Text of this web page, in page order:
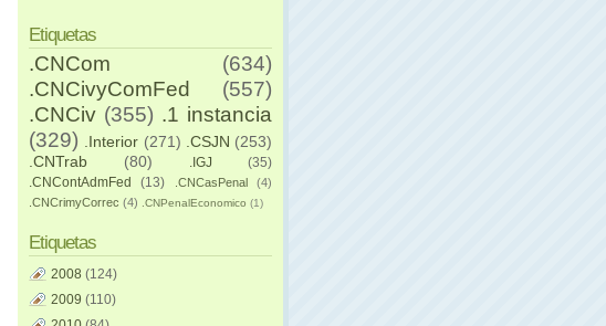
Etiquetas
.CNCom
(634)
.CNCivyComFed
(557)
.CNCiv (355) .1 instancia
(329)
.Interior (271) .CSJN (253)
.CNTrab
(80) .IGJ
(35)
.CNContAdmFed
(13) .CNCasPenal
(4)
.CNCrimyCorrec (4) .CNPenalEconomico (1)
Etiquetas
2008 (124)
2009 (110)